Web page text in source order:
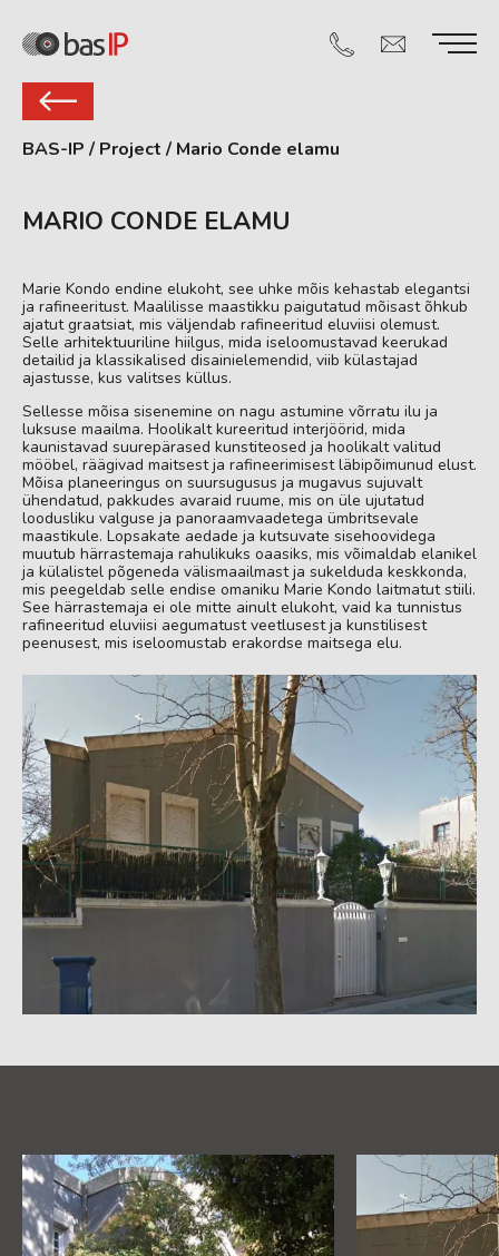
BAS-IP / Project / Mario Conde elamu
MARIO CONDE ELAMU
Marie Kondo endine elukoht, see uhke mõis kehastab elegantsi
ja rafineeritust. Maalilisse maastikku paigutatud mõisast õhkub
ajatut graatsiat, mis väljendab rafineeritud eluviisi olemust.
Selle arhitektuuriline hiilgus, mida iseloomustavad keerukad
detailid ja klassikalised disainielemendid, viib külastajad
ajastusse, kus valitses küllus.
Sellesse mõisa sisenemine on nagu astumine võrratu ilu ja
luksuse maailma. Hoolikalt kureeritud interjöörid, mida
kaunistavad suurepärased kunstiteosed ja hoolikalt valitud
mööbel, räägivad maitsest ja rafineerimisest läbipõimunud elust.
Mõisa planeeringus on suursugusus ja mugavus sujuvalt
ühendatud, pakkudes avaraid ruume, mis on üle ujutatud
loodusliku valguse ja panoraamvaadetega ümbritsevale
maastikule. Lopsakate aedade ja kutsuvate sisehoovidega
muutub härrastemaja rahulikuks oaasiks, mis võimaldab elanikel
ja külalistel põgeneda välismaailmast ja sukelduda keskkonda,
mis peegeldab selle endise omaniku Marie Kondo laitmatut stiili.
See härrastemaja ei ole mitte ainult elukoht, vaid ka tunnistus
rafineeritud eluviisi aegumatust veetlusest ja kunstilisest
peenusest, mis iseloomustab erakordse maitsega elu.